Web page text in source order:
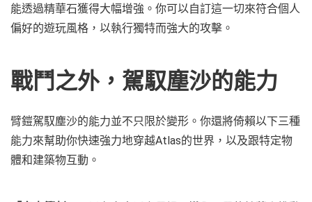
能透過精華石獲得大幅增強。你可以自訂這一切來符合個人
偏好的遊玩風格，以執行獨特而強大的攻擊。
戰鬥之外，駕馭塵沙的能力
臂鎧駕馭塵沙的能力並不只限於變形。你還將倚賴以下三種
能力來幫助你快速強力地穿越Atlas的世界，以及跟特定物
體和建築物互動。